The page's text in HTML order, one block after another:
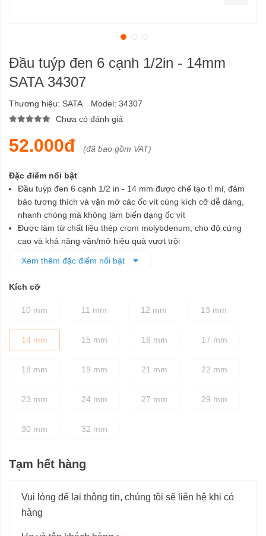
Đầu tuýp đen 6 cạnh 1/2in - 14mm
SATA 34307
Thương hiệu: SATA Model: 34307
Chưa có đánh giá
52.000đ (đã bao gồm VAT)
Đặc điểm nổi bật
Đầu tuýp đen 6 cạnh 1/2 in - 14 mm được chế tạo tỉ mỉ, đảm
bảo tương thích và vặn mở các ốc vít cùng kích cỡ dễ dàng,
nhanh chóng mà không làm biến dạng ốc vít
Được làm từ chất liệu thép crom molybdenum, cho độ cứng
cao và khả năng vặn/mở hiệu quả vượt trội
Xem thêm đặc điểm nổi bật
Kích cỡ
10 mm 11 mm 12 mm 13 mm
14 mm 15 mm 16 mm 17 mm
18 mm 19 mm 21 mm 22 mm
23 mm 24 mm 27 mm 29 mm
30 mm 32 mm
Tạm hết hàng
Vui lòng để lại thông tin, chúng tôi sẽ liên hệ khi có
hàng